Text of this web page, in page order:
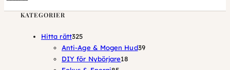
KATEGORIER
Hitta rätt325325
produkter
Anti-Age & Mogen Hud3939
DIY för Nybörjare18